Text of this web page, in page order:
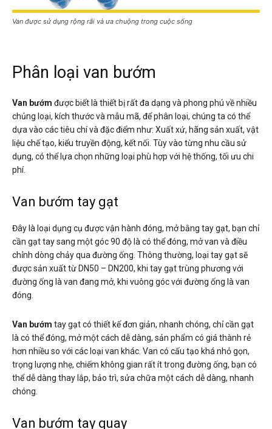
Van được sử dụng rộng rãi và ưa chuộng trong cuộc sống
Phân loại van bướm
Van bướm được biết là thiết bị rất đa dạng và phong phú về nhiều
chủng loại, kích thước và mẫu mã, để phân loại, chúng ta có thể
dựa vào các tiêu chí và đặc điểm như: Xuất xứ, hãng sản xuất, vật
liệu chế tạo, kiểu truyền động, kết nối. Tùy vào từng nhu cầu sử
dụng, có thể lựa chọn những loại phù hợp với hệ thống, tối ưu chi
phí.
Van bướm tay gạt
Đây là loại dụng cụ được vận hành đóng, mở bằng tay gạt, bạn chỉ
cần gạt tay sang một góc 90 độ là có thể đóng, mở van và điều
chỉnh dòng chảy qua đường ống. Thông thường, loại tay gạt sẽ
được sản xuất từ DN50 – DN200, khi tay gạt trùng phương với
đường ống là van đang mở, khi vuông góc với đường ống là van
đóng.
Van bướm tay gạt có thiết kế đơn giản, nhanh chóng, chỉ cần gạt
là có thể đóng, mở một cách dễ dàng, sản phẩm có giá thành rẻ
hơn nhiều so với các loại van khác. Van có cấu tạo khá nhỏ gọn,
trọng lượng nhẹ, chiếm không gian rất ít trong đường ống, bạn có
thể dễ dàng thay lắp, bảo trì, sửa chữa một cách dễ dàng, nhanh
chóng.
Van bướm tay quay